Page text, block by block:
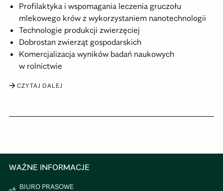
Profilaktyka i wspomagania leczenia gruczołu
mlekowego krów z wykorzystaniem nanotechnologii
Technologie produkcji zwierzęciej
Dobrostan zwierząt gospodarskich
Komercjalizacja wyników badań naukowych
w rolnictwie
CZYTAJ DALEJ
WAŻNE INFORMACJE
BIURO PRASOWE